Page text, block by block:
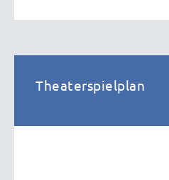
Theaterspielplan